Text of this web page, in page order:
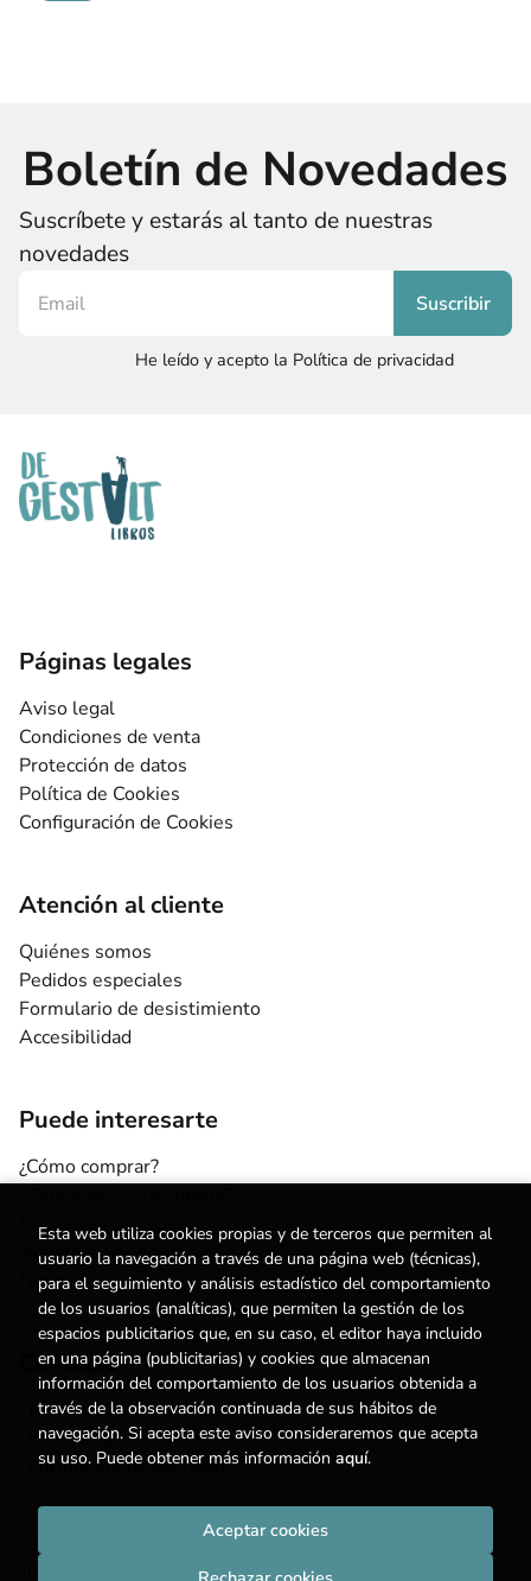
Boletín de Novedades
Suscríbete y estarás al tanto de nuestras
novedades
He leído y acepto la Política de privacidad
Páginas legales
Aviso legal
Condiciones de venta
Protección de datos
Política de Cookies
Configuración de Cookies
Atención al cliente
Quiénes somos
Pedidos especiales
Formulario de desistimiento
Accesibilidad
Puede interesarte
¿Cómo comprar?
Escuelas y centros
Nuestros Servicios
Noticias
Contacto
(+34) 615 55 96 54
info@degestalt.com
Formulario de contacto
2026 ©
. Todos los Derechos Reservados |
Esta web utiliza cookies propias y de terceros que permiten al
usuario la navegación a través de una página web (técnicas),
para el seguimiento y análisis estadístico del comportamiento
de los usuarios (analíticas), que permiten la gestión de los
espacios publicitarios que, en su caso, el editor haya incluido
en una página (publicitarias) y cookies que almacenan
información del comportamiento de los usuarios obtenida a
través de la observación continuada de sus hábitos de
navegación. Si acepta este aviso consideraremos que acepta
su uso. Puede obtener más información aquí.
Aceptar cookies